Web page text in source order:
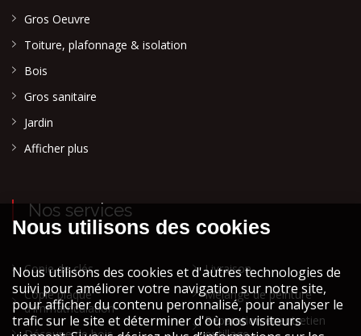
Gros Oeuvre
Toiture, plafonnage & isolation
Bois
Gros sanitaire
Jardin
Afficher plus
Nos services
Copie de clés
Copie plaque
d'immatriculation
Livraison
Mélange de peinture
Réparation et entretien